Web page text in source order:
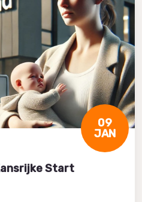
09
JAN
Start